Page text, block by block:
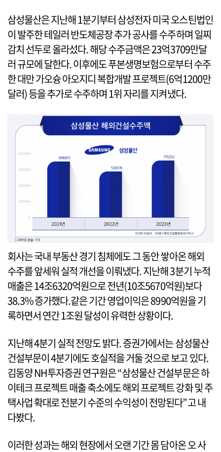
삼성물산은 지난해 1분기부터 삼성전자 미국 오스틴법인
이 발주한 테일러 반도체공장 추가 공사를 수주하며 일찌
감치 선두로 올라섰다. 해당 수주금액은 23억3709만달
러 규모에 달한다. 이후에도 푸본생명보험으로부터 수주
한 대만 가오슝 아오지디 복합개발 프로젝트(6억1200만
달러) 등을 추가로 수주하며 1위 자리를 지켜냈다.
회사는 국내 부동산 경기 침체에도 그 동안 쌓아온 해외
수주를 앞세워 실적 개선을 이뤄냈다. 지난해 3분기 누적
매출은 14조6320억원으로 전년(10조5670억원)보다
38.3% 증가했다.같은 기간 영업이익은 8990억원을 기
록하면서 연간 1조원 달성이 유력한 상황이다.
지난해 4분기 실적 전망도 밝다. 증권가에서는 삼성물산
건설부문이 4분기에도 호실적을 거둘 것으로 보고 있다.
김동양 NH투자증권 연구원은 “삼성물산 건설부문은 하
이테크 프로젝트 매출 축소에도 해외 프로젝트 강화 및 주
택사업 확대로 전분기 수준의 수익성이 전망된다”고 내
다봤다.
이러한 성과는 해외 현장에서 오랜 기간 몸 담아온 오 사